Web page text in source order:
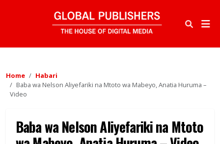
Home
Habari
Baba wa Nelson Aliyefariki na Mtoto wa Mabeyo, Anatia Huruma –
Video
Baba wa Nelson Aliyefariki na Mtoto